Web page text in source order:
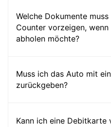
Welche Dokumente
Counter vorzeigen,
abholen möchte?
Muss ich das Auto mit
zurückgeben?
Kann ich eine Debitkarte